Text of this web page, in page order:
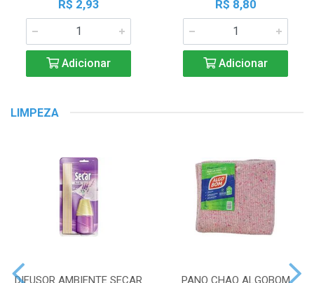
R$ 2,93
Adicionar
R$ 8,80
Adicionar
LIMPEZA
DIFUSOR AMBIENTE SECAR PANO CHAO ALGOBOM